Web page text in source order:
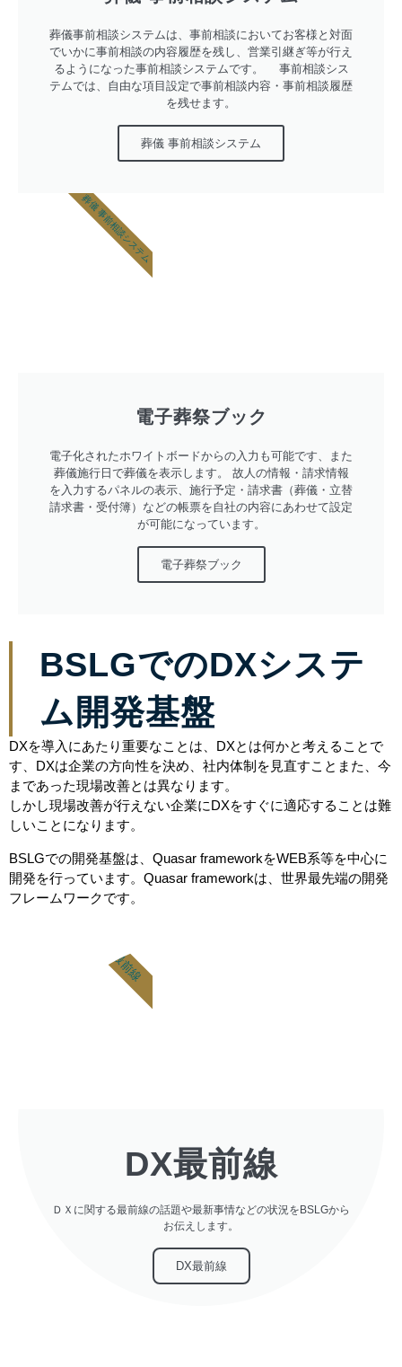
葬儀事前相談システムは、事前相談においてお客様と対面
でいかに事前相談の内容履歴を残し、営業引継ぎ等が行え
るようになった事前相談システムです。 事前相談シス
テムでは、自由な項目設定で事前相談内容・事前相談履歴
を残せます。
葬儀 事前相談システム
電子葬祭ブック
電子化されたホワイトボードからの入力も可能です、また
葬儀施行日で葬儀を表示します。 故人の情報・請求情報
を入力するパネルの表示、施行予定・請求書（葬儀・立替
請求書・受付簿）などの帳票を自社の内容にあわせて設定
が可能になっています。
電子葬祭ブック
葬儀 事前相談システム
BSLGでのDXシステ
ム開発基盤
DXを導入にあたり重要なことは、DXとは何かと考えることで
す、DXは企業の方向性を決め、社内体制を見直すことまた、今
まであった現場改善とは異なります。
しかし現場改善が行えない企業にDXをすぐに適応することは難
しいことになります。
BSLGでの開発基盤は、Quasar frameworkをWEB系等を中心に
開発を行っています。Quasar frameworkは、世界最先端の開発
フレームワークです。
DX最前線
ＤＸに関する最前線の話題や最新事情などの状況をBSLGから
お伝えします。
DX最前線
DX最前線